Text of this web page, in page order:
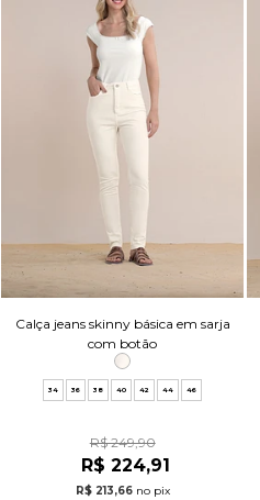
Calça jeans skinny básica em sarja
com botão
34 36 38 40 42 44 46
R$ 249,90
R$ 224,91
R$ 213,66 no pix